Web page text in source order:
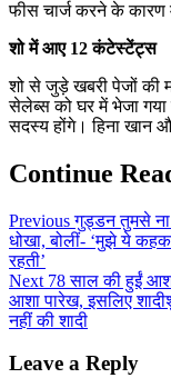
फीस चार्ज करने के कारण
शो में आए 12 कंटेस्टेंट्स
शो से जुड़े खबरी पेजों की
सेलेब्स को घर में भेजा गया
सदस्य होंगे। हिना खान
Continue
Previousगुड्डन तुमसे ना
धोखा, बोलीं- ‘मुझे ये
रहती’
Next 78 साल की हुईं
आशा पारेख, इसलिए
नहीं की शादी
Leave a Reply